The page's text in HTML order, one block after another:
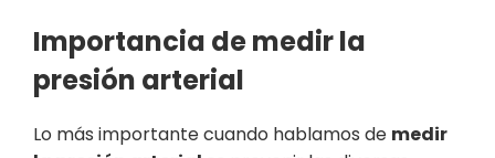
Importancia de medir la
presión arterial
Lo más importante cuando hablamos de medir